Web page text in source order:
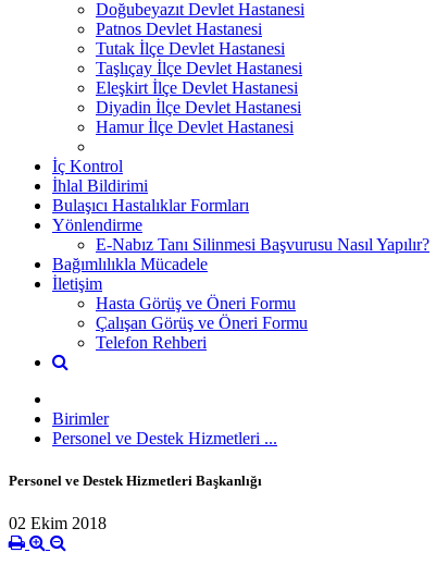
Doğubeyazıt Devlet Hastanesi
Patnos Devlet Hastanesi
Tutak İlçe Devlet Hastanesi
Taşlıçay İlçe Devlet Hastanesi
Eleşkirt İlçe Devlet Hastanesi
Diyadin İlçe Devlet Hastanesi
Hamur İlçe Devlet Hastanesi
İç Kontrol
İhlal Bildirimi
Bulaşıcı Hastalıklar Formları
Yönlendirme
E-Nabız Tanı Silinmesi Başvurusu Nasıl Yapılır?
Bağımlılıkla Mücadele
İletişim
Hasta Görüş ve Öneri Formu
Çalışan Görüş ve Öneri Formu
Telefon Rehberi
Birimler
Personel ve Destek Hizmetleri ...
Personel ve Destek Hizmetleri Başkanlığı
02 Ekim 2018